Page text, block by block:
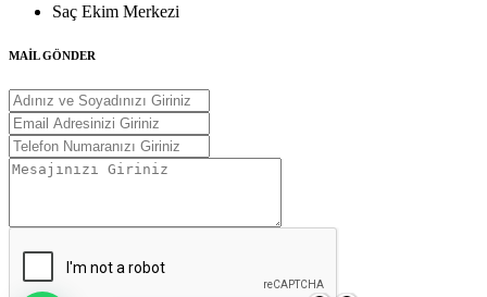
Saç Ekim Merkezi
MAİL GÖNDER